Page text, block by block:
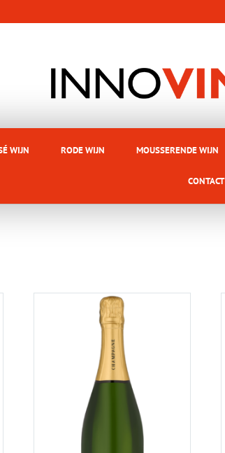
WIJN RODE WIJN MOUSSERENDE WIJN
CONTACT